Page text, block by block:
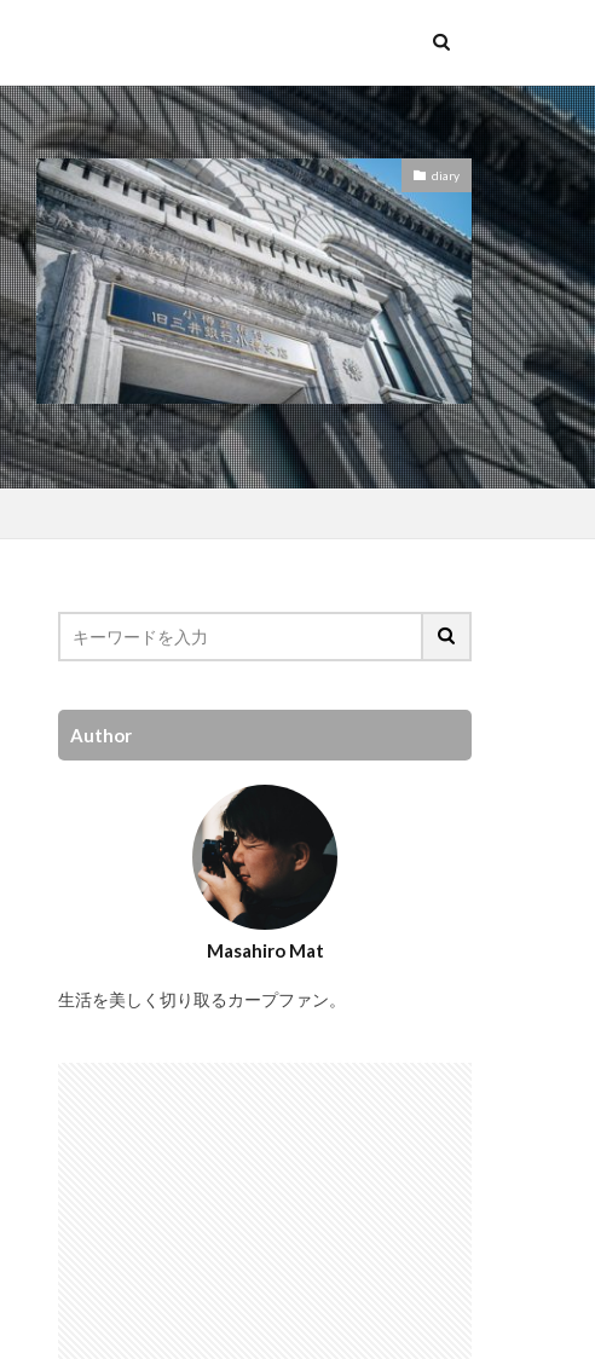
diary
Author
Masahiro Mat
生活を美しく切り取るカープファン。